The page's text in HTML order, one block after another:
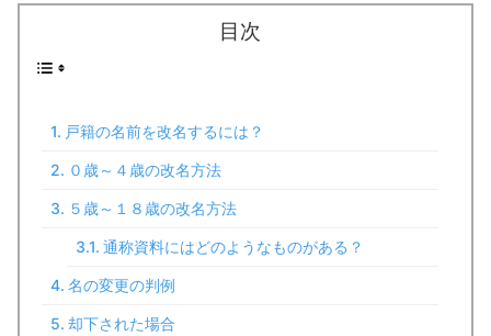
目次
戸籍の名前を改名するには？
０歳～４歳の改名方法
５歳～１８歳の改名方法
通称資料にはどのようなものがある？
名の変更の判例
却下された場合